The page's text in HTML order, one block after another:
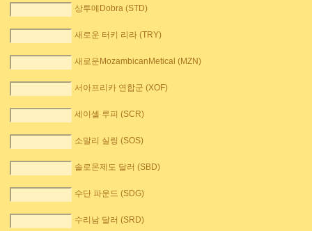
상투메Dobra (STD)
새로운 터키 리라 (TRY)
새로운MozambicanMetical (MZN)
서아프리카 연합군 (XOF)
세이셸 루피 (SCR)
소말리 실링 (SOS)
솔로몬제도 달러 (SBD)
수단 파운드 (SDG)
수리남 달러 (SRD)